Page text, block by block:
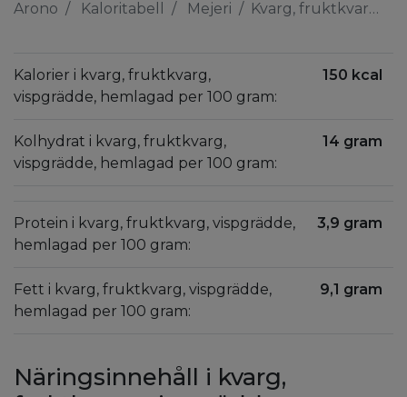
Arono Kaloritabell Mejeri Kvarg, fruktkvarg, vispgrädde, hemlagad
Kalorier i kvarg, fruktkvarg,
vispgrädde, hemlagad per 100 gram:
150 kcal
Kolhydrat i kvarg, fruktkvarg,
vispgrädde, hemlagad per 100 gram:
14 gram
Protein i kvarg, fruktkvarg, vispgrädde,
hemlagad per 100 gram:
3,9 gram
Fett i kvarg, fruktkvarg, vispgrädde,
hemlagad per 100 gram:
9,1 gram
Näringsinnehåll i kvarg,